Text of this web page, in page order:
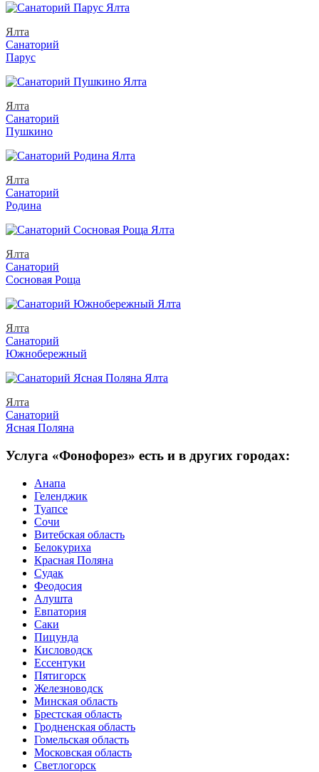
Ялта
Санаторий
Парус
Ялта
Санаторий
Пушкино
Ялта
Санаторий
Родина
Ялта
Санаторий
Сосновая Роща
Ялта
Санаторий
Южнобережный
Ялта
Санаторий
Ясная Поляна
Услуга «Фонофорез» есть и в других городах:
Анапа
Геленджик
Туапсе
Сочи
Витебская область
Белокуриха
Красная Поляна
Судак
Феодосия
Алушта
Евпатория
Саки
Пицунда
Кисловодск
Ессентуки
Пятигорск
Железноводск
Минская область
Брестская область
Гродненская область
Гомельская область
Московская область
Светлогорск